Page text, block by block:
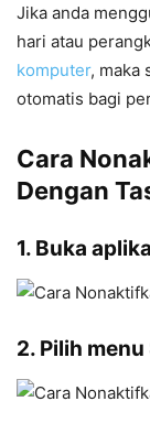
Jika anda
hari atau
komputer, maka
otomatis bagi
Cara
Dengan
1. Buka
2. Pilih menu